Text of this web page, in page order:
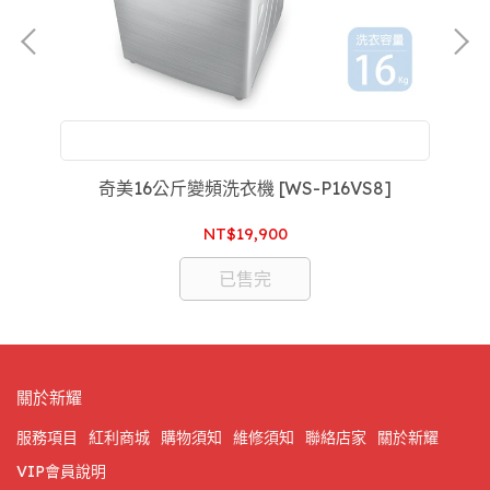
附設：家電維修，買前買後一條龍服務，售後服務沒
煩惱，專屬於你的家庭醫生
奇美16公斤變頻洗衣機 [WS-P16VS8]
NT$19,900
已售完
關於新耀
服務項目 紅利商城 購物須知 維修須知 聯絡店家
關於新耀
VIP會員說明